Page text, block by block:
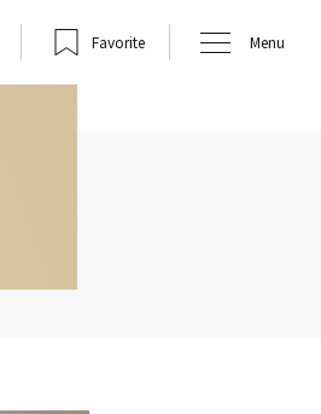
Favorite Menu